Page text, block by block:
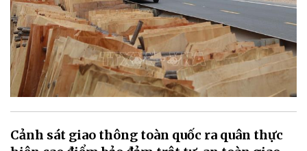
Cảnh sát giao thông toàn quốc ra quân thực